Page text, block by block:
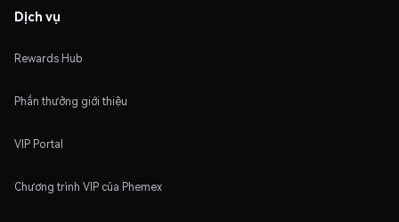
Dịch vụ
Rewards Hub
Phần thưởng giới thiệu
VIP Portal
Chương trình VIP của Phemex